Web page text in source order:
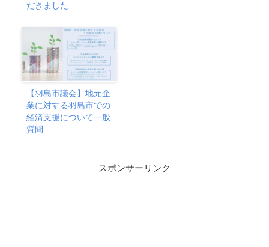
だきました
【羽島市議会】地元企
業に対する羽島市での
経済支援について一般
質問
スポンサーリンク